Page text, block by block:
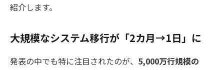
紹介します。
大規模なシステム移行が「2カ月→1日」に
発表の中でも特に注目されたのが、 5,000万行規模の